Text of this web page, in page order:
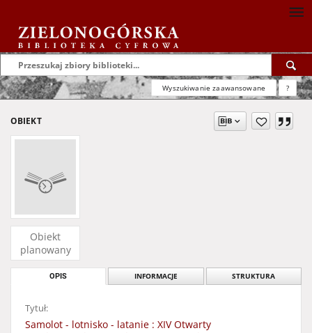
Wyszukiwanie zaawansowane ?
OBIEKT
Obiekt
planowany
OPIS INFORMACJE STRUKTURA
Tytuł:
Samolot - lotnisko - latanie : XIV Otwarty